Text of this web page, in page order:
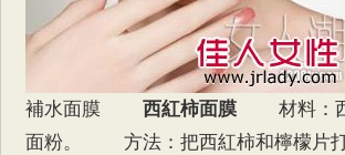
補水面膜西紅柿面膜 材料：西
面粉。 方法：把西紅柿和檸檬片